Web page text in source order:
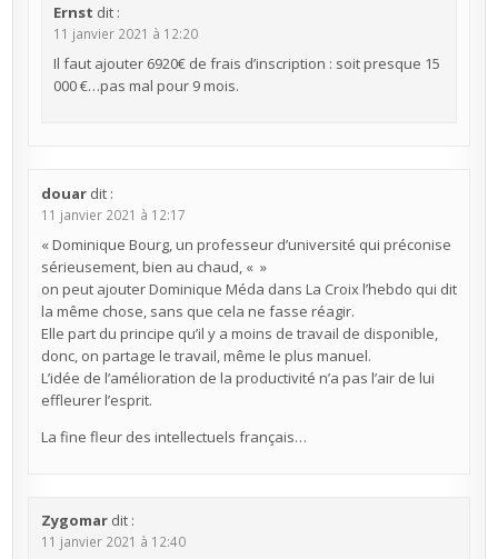
Ernst dit :
11 janvier 2021 à 12:20
Il faut ajouter 6920€ de frais d’inscription : soit presque 15
000 €…pas mal pour 9 mois.
douar dit :
11 janvier 2021 à 12:17
« Dominique Bourg, un professeur d’université qui préconise
sérieusement, bien au chaud, « »
on peut ajouter Dominique Méda dans La Croix l’hebdo qui dit
la même chose, sans que cela ne fasse réagir.
Elle part du principe qu’il y a moins de travail de disponible,
donc, on partage le travail, même le plus manuel.
L’idée de l’amélioration de la productivité n’a pas l’air de lui
effleurer l’esprit.
La fine fleur des intellectuels français…
Zygomar dit :
11 janvier 2021 à 12:40